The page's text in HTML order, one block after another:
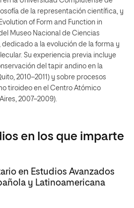
de la representación científica, y
of Form and Function in
Museo Nacional de Ciencias
dedicado a la evolución de la forma y
Su experiencia previa incluye
del tapir andino en la
2010–2011) y sobre procesos
tiroideo en el Centro Atómico
2007–2009).
en los que imparte
en Estudios Avanzados
y Latinoamericana